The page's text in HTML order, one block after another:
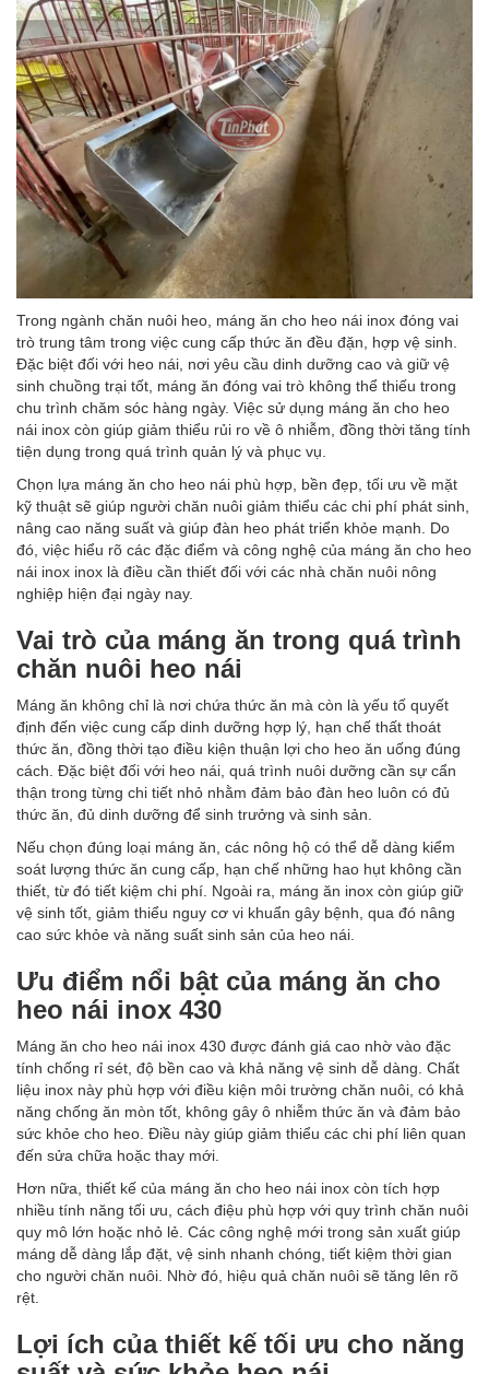
Trong ngành chăn nuôi heo, máng ăn cho heo nái inox đóng vai
trò trung tâm trong việc cung cấp thức ăn đều đặn, hợp vệ sinh.
Đặc biệt đối với heo nái, nơi yêu cầu dinh dưỡng cao và giữ vệ
sinh chuồng trại tốt, máng ăn đóng vai trò không thể thiếu trong
chu trình chăm sóc hàng ngày. Việc sử dụng máng ăn cho heo
nái inox còn giúp giảm thiểu rủi ro về ô nhiễm, đồng thời tăng tính
tiện dụng trong quá trình quản lý và phục vụ.
Chọn lựa máng ăn cho heo nái phù hợp, bền đẹp, tối ưu về mặt
kỹ thuật sẽ giúp người chăn nuôi giảm thiểu các chi phí phát sinh,
nâng cao năng suất và giúp đàn heo phát triển khỏe mạnh. Do
đó, việc hiểu rõ các đặc điểm và công nghệ của máng ăn cho heo
nái inox inox là điều cần thiết đối với các nhà chăn nuôi nông
nghiệp hiện đại ngày nay.
Vai trò của máng ăn trong quá trình
chăn nuôi heo nái
Máng ăn không chỉ là nơi chứa thức ăn mà còn là yếu tố quyết
định đến việc cung cấp dinh dưỡng hợp lý, hạn chế thất thoát
thức ăn, đồng thời tạo điều kiện thuận lợi cho heo ăn uống đúng
cách. Đặc biệt đối với heo nái, quá trình nuôi dưỡng cần sự cẩn
thận trong từng chi tiết nhỏ nhằm đảm bảo đàn heo luôn có đủ
thức ăn, đủ dinh dưỡng để sinh trưởng và sinh sản.
Nếu chọn đúng loại máng ăn, các nông hộ có thể dễ dàng kiểm
soát lượng thức ăn cung cấp, hạn chế những hao hụt không cần
thiết, từ đó tiết kiệm chi phí. Ngoài ra, máng ăn inox còn giúp giữ
vệ sinh tốt, giảm thiểu nguy cơ vi khuẩn gây bệnh, qua đó nâng
cao sức khỏe và năng suất sinh sản của heo nái.
Ưu điểm nổi bật của máng ăn cho
heo nái inox 430
Máng ăn cho heo nái inox 430 được đánh giá cao nhờ vào đặc
tính chống rỉ sét, độ bền cao và khả năng vệ sinh dễ dàng. Chất
liệu inox này phù hợp với điều kiện môi trường chăn nuôi, có khả
năng chống ăn mòn tốt, không gây ô nhiễm thức ăn và đảm bảo
sức khỏe cho heo. Điều này giúp giảm thiểu các chi phí liên quan
đến sửa chữa hoặc thay mới.
Hơn nữa, thiết kế của máng ăn cho heo nái inox còn tích hợp
nhiều tính năng tối ưu, cách điệu phù hợp với quy trình chăn nuôi
quy mô lớn hoặc nhỏ lẻ. Các công nghệ mới trong sản xuất giúp
máng dễ dàng lắp đặt, vệ sinh nhanh chóng, tiết kiệm thời gian
cho người chăn nuôi. Nhờ đó, hiệu quả chăn nuôi sẽ tăng lên rõ
rệt.
Lợi ích của thiết kế tối ưu cho năng